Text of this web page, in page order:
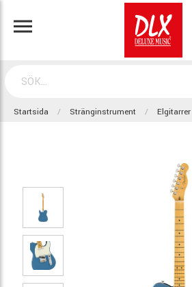
Startsida Stränginstrument Elgitarrer